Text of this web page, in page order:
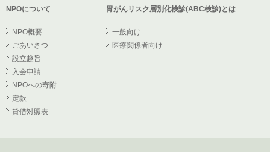
NPOについて
NPO概要
ごあいさつ
設立趣旨
入会申請
NPOへの寄附
定款
貸借対照表
胃がんリスク層別化検診(ABC検診)とは
一般向け
医療関係者向け